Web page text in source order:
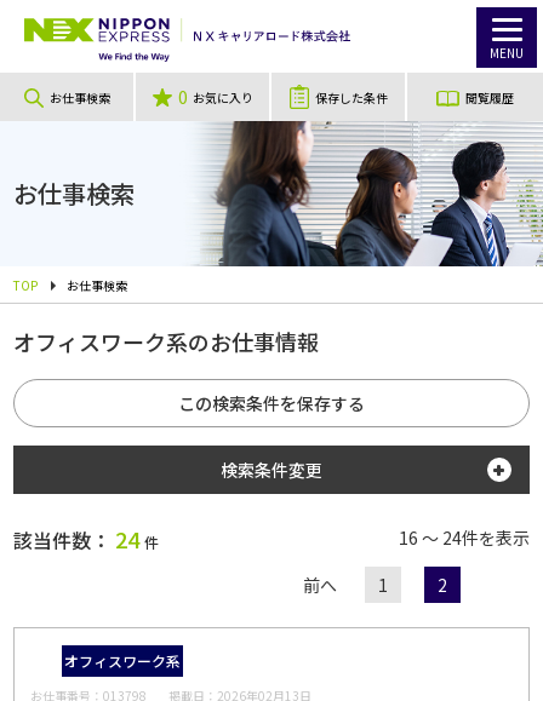
MENU
お仕事検索 0 お気に入り 保存した条件 閲覧履歴
お仕事検索
TOP お仕事検索
該当件数： 24 件
16 ～ 24件を表示
前へ
1 2
オフィスワーク系
お仕事番号：013798 掲載日： 2026年02月13日
オフィスワーク系のお仕事情報
この検索条件を保存する
検索条件変更